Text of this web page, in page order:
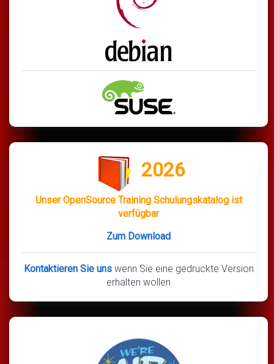
2026
Unser OpenSource Training Schulungskatalog ist
verfügbar
Zum Download
Kontaktieren Sie uns wenn Sie eine gedruckte Version
erhalten wollen